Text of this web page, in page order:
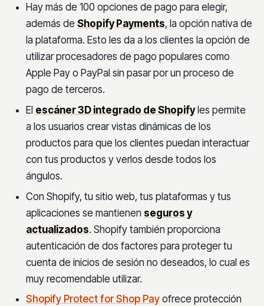
Hay más de 100 opciones de pago para elegir,
además de Shopify Payments, la opción nativa de
la plataforma. Esto les da a los clientes la opción de
utilizar procesadores de pago populares como
Apple Pay o PayPal sin pasar por un proceso de
pago de terceros.
El escáner 3D integrado de Shopifyles permite
a los usuarios crear vistas dinámicas de los
productos para que los clientes puedan interactuar
con tus productos y verlos desde todos los
ángulos.
Con Shopify, tu sitio web, tus plataformas y tus
aplicaciones se mantienen seguros y
actualizados. Shopify también proporciona
autenticación de dos factores para proteger tu
cuenta de inicios de sesión no deseados, lo cual es
muy recomendable utilizar.
Shopify Protect for Shop Pay ofrece protección